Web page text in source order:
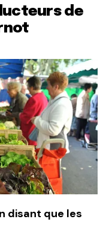
de
disant que les